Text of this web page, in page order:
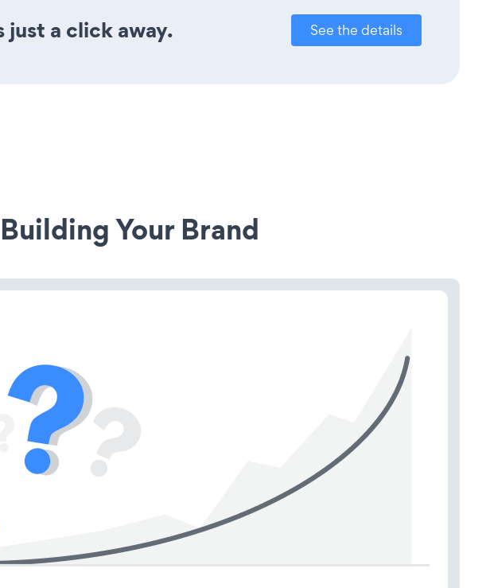
a click away. See the details
Your Brand